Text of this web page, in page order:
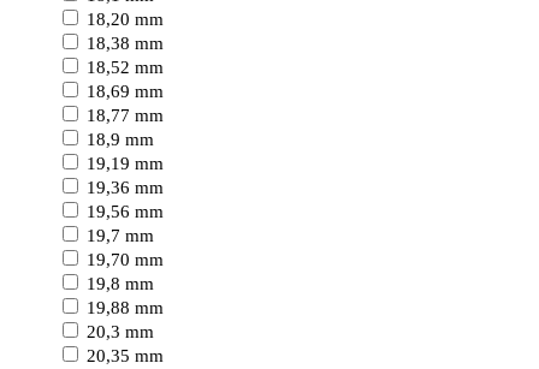
18,20 mm
18,38 mm
18,52 mm
18,69 mm
18,77 mm
18,9 mm
19,19 mm
19,36 mm
19,56 mm
19,7 mm
19,70 mm
19,8 mm
19,88 mm
20,3 mm
20,35 mm